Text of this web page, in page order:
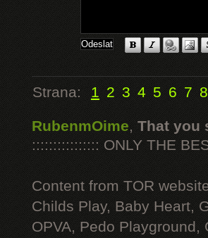
Strana: 1 2 3 4 5 6 7 8
RubenmOime, That you
:::::::::::::::: ONLY THE
Content from TOR
Childs Play, Baby Heart,
OPVA, Pedo Playground,